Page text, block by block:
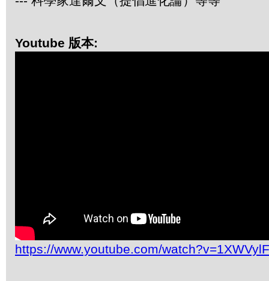
Youtube 版本:
https://www.youtube.com/